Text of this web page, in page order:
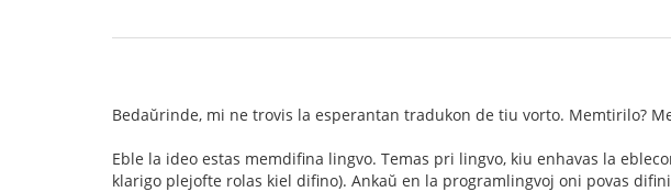
Bedaŭrinde, mi ne trovis la esperantan tradukon de tiu vorto. Memtirilo?
Eble la ideo estas memdifina lingvo. Temas pri lingvo, kiu enhavas la
klarigo plejofte rolas kiel difino). Ankaŭ en la programlingvoj oni povas